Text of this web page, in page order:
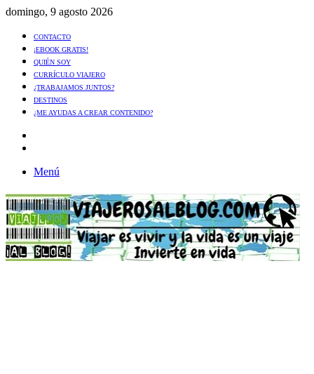
domingo, 9 agosto 2026
CONTACTO
¡EBOOK GRATIS!
QUIÉN SOY
CURRÍCULO VIAJERO
¿TRABAJAMOS JUNTOS?
DESTINOS
¿ME AYUDAS A CREAR CONTENIDO?
Menú